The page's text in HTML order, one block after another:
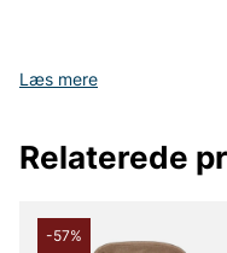
Læs mere
Tak fordi du handler i
Relaterede
-57%